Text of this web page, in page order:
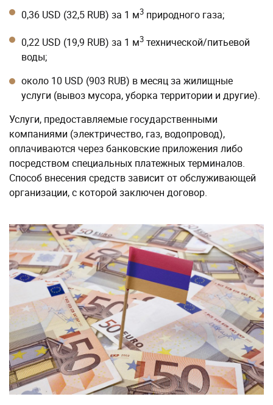
0,36 USD (32,5 RUB) за 1 м3 природного газа;
0,22 USD (19,9 RUB) за 1 м3 технической/питьевой
воды;
около 10 USD (903 RUB) в месяц за жилищные
услуги (вывоз мусора, уборка территории и другие).
Услуги, предоставляемые государственными
компаниями (электричество, газ, водопровод),
оплачиваются через банковские приложения либо
посредством специальных платежных терминалов.
Способ внесения средств зависит от обслуживающей
организации, с которой заключен договор.